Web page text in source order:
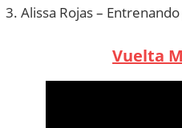
Alissa Rojas –
Vuelta